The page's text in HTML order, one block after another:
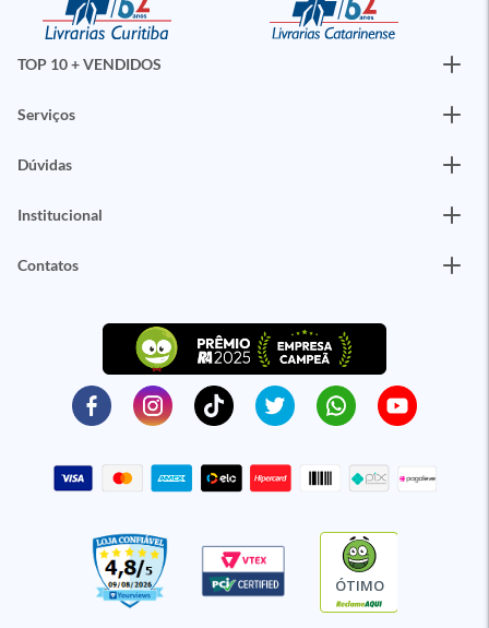
TOP 10 + VENDIDOS
Serviços
Dúvidas
Institucional
Contatos
ÓTIMO